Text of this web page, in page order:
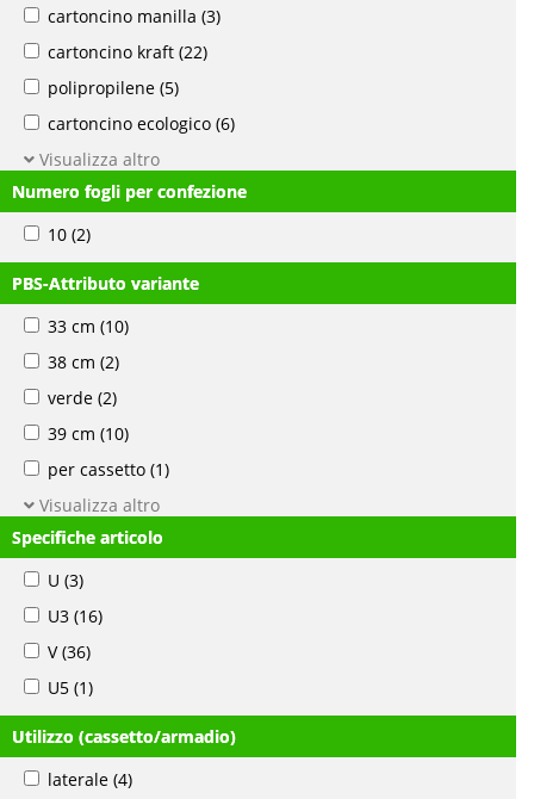
cartoncino manilla (3)
cartoncino kraft (22)
polipropilene (5)
cartoncino ecologico (6)
Visualizza altro
Numero fogli per confezione
10 (2)
PBS-Attributo variante
33 cm (10)
38 cm (2)
verde (2)
39 cm (10)
per cassetto (1)
Visualizza altro
Specifiche articolo
U (3)
U3 (16)
V(36)
U5 (1)
Utilizzo (cassetto/armadio)
laterale (4)